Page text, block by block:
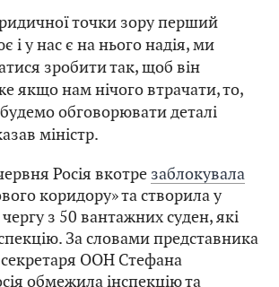
точки зору перший
і у нас є на нього надія, ми
зробити так, щоб він
якщо нам нічого втрачати, то,
обговорювати деталі
міністр.
Росія вкотре заблокувала
коридору» та створила у
з 50 вантажних суден, які
За словами представника
ООН Стефана
обмежила інспекцію та